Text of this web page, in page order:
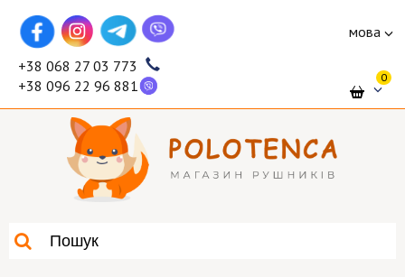
мова
+38 068 27 03 773
+38 096 22 96 881
0